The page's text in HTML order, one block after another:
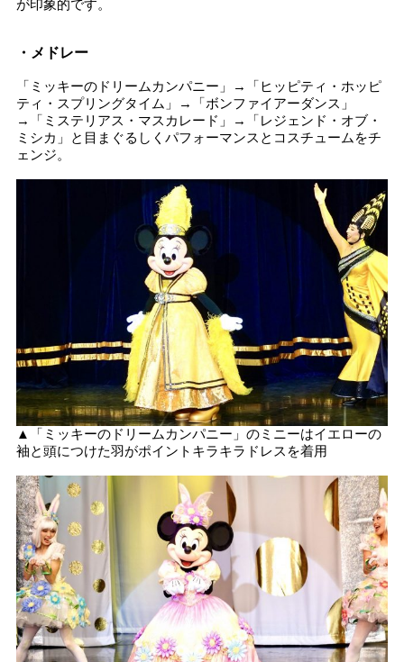
が印象的です。
・メドレー
「ミッキーのドリームカンパニー」→「ヒッピティ・ホッピ
ティ・スプリングタイム」→「ボンファイアーダンス」
→「ミステリアス・マスカレード」→「レジェンド・オブ・
ミシカ」と目まぐるしくパフォーマンスとコスチュームをチ
ェンジ。
▲「ミッキーのドリームカンパニー」のミニーはイエローの
袖と頭につけた羽がポイントキラキラドレスを着用